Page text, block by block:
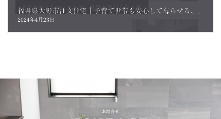
2024年4月23日
お問合せ